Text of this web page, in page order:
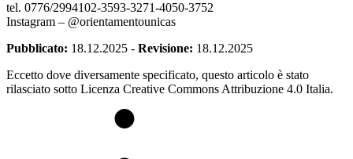
tel. 0776/2994102-3593-3271-4050-3752
Instagram – @orientamentounicas
Pubblicato: 18.12.2025 - Revisione: 18.12.2025
Eccetto dove diversamente specificato, questo articolo è stato
rilasciato sotto Licenza Creative Commons Attribuzione 4.0 Italia.